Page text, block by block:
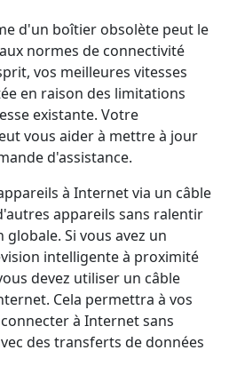
d'un boîtier obsolète peut le
normes de connectivité
vos meilleures vitesses
en raison des limitations
existante. Votre
vous aider à mettre à jour
d'assistance.
à Internet via un câble
appareils sans ralentir
Si vous avez un
intelligente à proximité
devez utiliser un câble
Cela permettra à vos
à Internet sans
des transferts de données